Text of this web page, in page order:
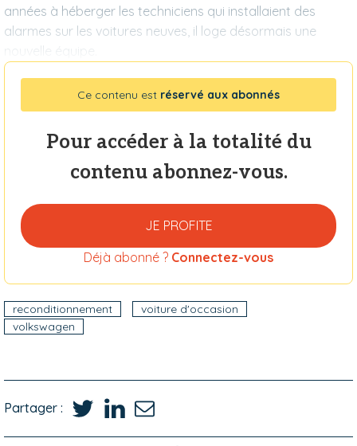
années à héberger les techniciens qui installaient des
alarmes sur les voitures neuves, il loge désormais une
nouvelle équipe.
Ce contenu est réservé aux abonnés
Pour accéder à la totalité du
contenu abonnez-vous.
JE PROFITE
Déjà abonné ? Connectez-vous
reconditionnement
voiture d'occasion
volkswagen
Partager :